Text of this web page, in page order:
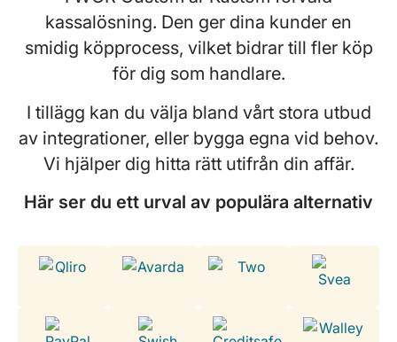
kassalösning. Den ger dina kunder en
smidig köpprocess, vilket bidrar till fler köp
för dig som handlare.
I tillägg kan du välja bland vårt stora utbud
av integrationer, eller bygga egna vid behov.
Vi hjälper dig hitta rätt utifrån din affär.
Här ser du ett urval av populära alternativ